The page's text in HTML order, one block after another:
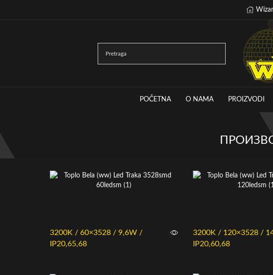
POČETNA O NAMA PROIZVODI
3200K / 60×3528 / 9,6W /
IP20,65,68
3200K / 120×3528 /
IP20,60,68